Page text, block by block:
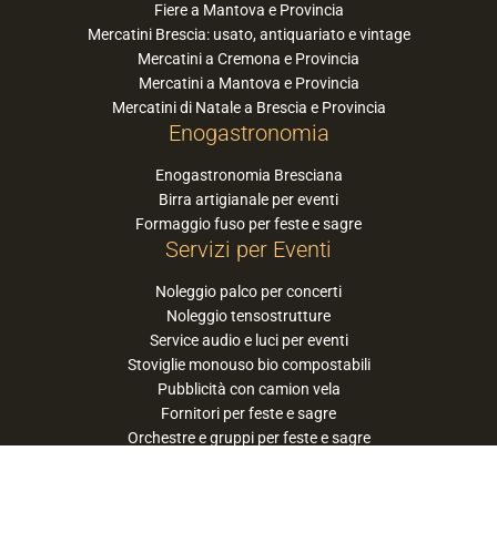
Fiere a Mantova e Provincia
Mercatini Brescia: usato, antiquariato e vintage
Mercatini a Cremona e Provincia
Mercatini a Mantova e Provincia
Mercatini di Natale a Brescia e Provincia
Enogastronomia
Enogastronomia Bresciana
Birra artigianale per eventi
Formaggio fuso per feste e sagre
Servizi per Eventi
Noleggio palco per concerti
Noleggio tensostrutture
Service audio e luci per eventi
Stoviglie monouso bio compostabili
Pubblicità con camion vela
Fornitori per feste e sagre
Orchestre e gruppi per feste e sagre